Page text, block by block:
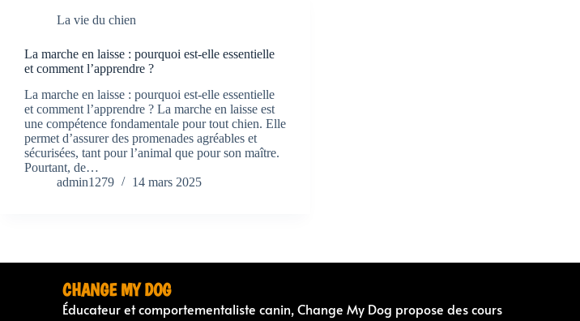
La vie du chien
La marche en laisse : pourquoi est-elle essentielle
et comment l’apprendre ?
La marche en laisse : pourquoi est-elle essentielle
et comment l’apprendre ? La marche en laisse est
une compétence fondamentale pour tout chien. Elle
permet d’assurer des promenades agréables et
sécurisées, tant pour l’animal que pour son maître.
Pourtant, de…
admin1279
14 mars 2025
CHANGE MY DOG
Éducateur et comportementaliste canin, Change My Dog propose des cours